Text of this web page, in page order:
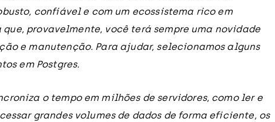
confiável e com um ecossistema rico em
provavelmente, você terá sempre uma novidade
e manutenção. Para ajudar, selecionamos alguns
em Postgres.
o tempo em milhões de servidores, como ler e
grandes volumes de dados de forma eficiente, os